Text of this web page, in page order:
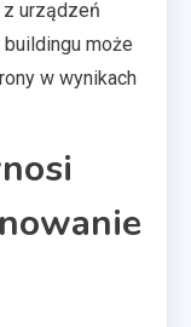
urządzeń
może
w wynikach